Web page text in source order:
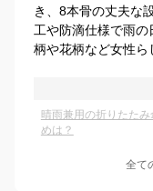
き、8本骨の丈夫な
工や防滴仕様で雨
柄や花柄など女性ら
晴雨兼用の折りたた
めは？
全て